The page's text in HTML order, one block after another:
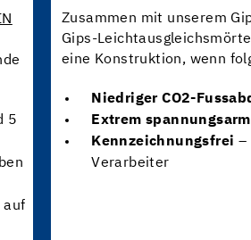
5
auf
Zusammen mit unserem
Gips-
eine Konstruktion, wenn
Niedriger CO2-
Extrem spannungsarm
Kennzeichnungsfrei –
Verarbeiter